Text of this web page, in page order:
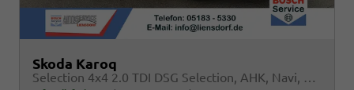
Skoda Karoq
Selection 4x4 2.0 TDI DSG Selection, AHK, Navi, LED, Kamera, Winter, el. Klappe, 4 J.-Garantie